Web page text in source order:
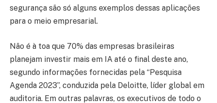
segurança são só alguns exemplos dessas aplicações
para o meio empresarial.
Não é à toa que 70% das empresas brasileiras
planejam investir mais em IA até o final deste ano,
segundo informações fornecidas pela “Pesquisa
Agenda 2023”, conduzida pela Deloitte, líder global em
auditoria. Em outras palavras, os executivos de todo o